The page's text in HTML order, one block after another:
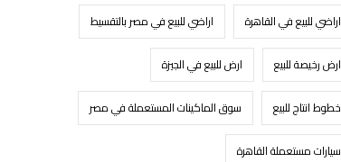
اراضي للبيع في القاهرة اراضي للبيع في مصر بالتقسيط
ارض رخيصة للبيع ارض للبيع في الجيزة
خطوط انتاج للبيع سوق الماكينات المستعملة في مصر
سيارات مستعملة القاهرة